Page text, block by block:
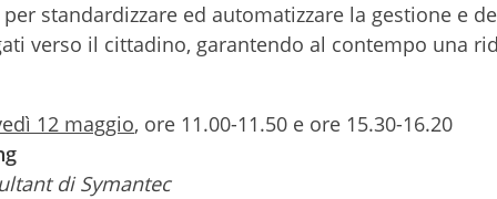
standardizzare ed automatizzare la gestione e
verso il cittadino, garantendo al contempo una
12 maggio, ore 11.00-11.50 e ore 15.30-16.20
di Symantec